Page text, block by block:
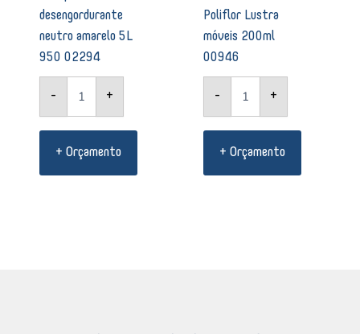
desengordurante
neutro amarelo 5L
950 02294
- +
+ Orçamento
Poliflor Lustra
móveis 200ml
00946
- +
+ Orçamento